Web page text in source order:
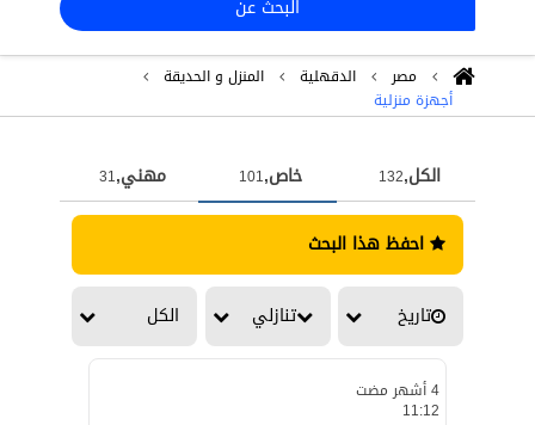
البحث عن
مصر الدقهلية
المنزل و الحديقة
أجهزة منزلية
الكل,132 خاص,101 مهني,31
احفظ هذا البحث
تاريخ تنازلي الكل
4 أشهر مضت
11:12